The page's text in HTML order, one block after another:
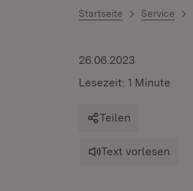
Startseite Service
26.06.2023
Lesezeit: 1 Minute
Teilen
Text vorlesen